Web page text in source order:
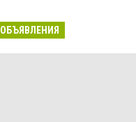
ОБЪЯВЛЕНИЯ